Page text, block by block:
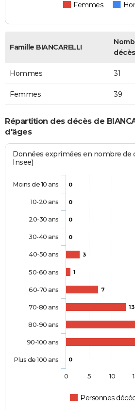
Femmes
Famille BIANCARELLI
décès
Hommes 31
Femmes 39
Répartition des décès de
d'âges
Données exprimées en nombre de
Insee)
0
0
0
0
3
1
7
13
0
Personnes
Moins de 10 ans
10-20 ans
20-30 ans
30-40 ans
40-50 ans
50-60 ans
60-70 ans
70-80 ans
80-90 ans
90-100 ans
Plus de 100 ans
0 5 10